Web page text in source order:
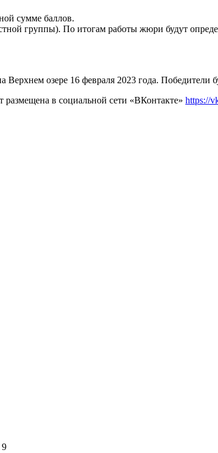
сумме баллов.
группы). По итогам работы жюри будут
озере 16 февраля 2023 года. Победители
размещена в социальной сети «ВКонтакте» https://
9